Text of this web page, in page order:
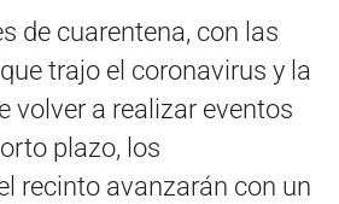
de cuarentena, con las
trajo el coronavirus y la
volver a realizar eventos
plazo, los
recinto avanzarán con un